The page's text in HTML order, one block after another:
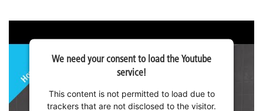
We need your consent to load the Youtube
service!
This content is not permitted to load due to
trackers that are not disclosed to the visitor.